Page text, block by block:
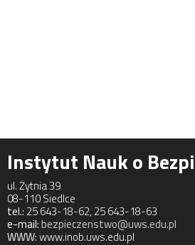
Instytut Nauk o
ul. Żytnia 39
08-110 Siedlce
tel.: 25 643-18-62, 25 643-18-63
e-mail:bezpieczenstwo@uws.edu.pl
WWW:www.inob.uws.edu.pl